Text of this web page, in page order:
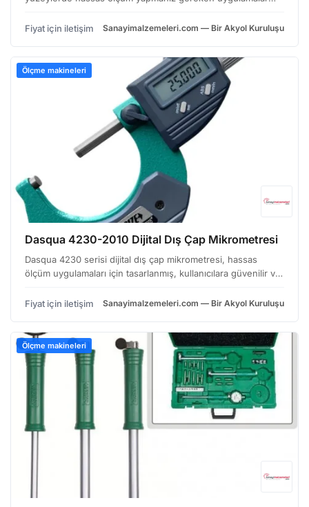
geleneksel şablonlar veya lazer ölçüm sistemlerine a…
Fiyat için iletişim Sanayimalzemeleri.com — Bir Akyol Kuruluşu
Ölçme makineleri
Dasqua 4230-2010 Dijital Dış Çap Mikrometresi
Dasqua 4230 serisi dijital dış çap mikrometresi, hassas
ölçüm uygulamaları için tasarlanmış, kullanıcılara güvenilir ve
seri üretim, kalite kontrol ve mühendi…
Fiyat için iletişim Sanayimalzemeleri.com — Bir Akyol Kuruluşu
Ölçme makineleri